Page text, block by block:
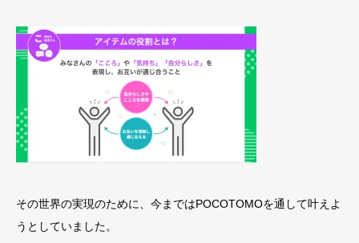
その世界の実現のために、今まではPOCOTOMOを通して叶えよ
うとしていました。